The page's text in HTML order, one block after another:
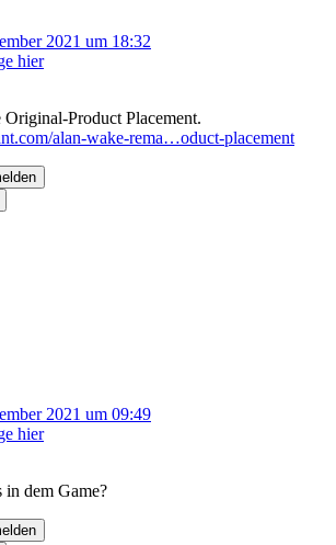
2021 um 18:32
hier
Original-Product Placement.
alan-wake-rema…oduct-placement
2021 um 09:49
hier
in dem Game?